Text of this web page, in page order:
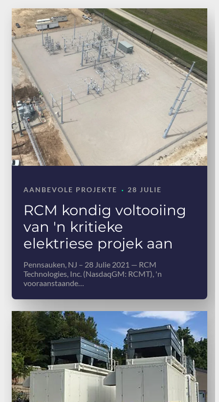
RCM kondig voltooiing
van 'n kritieke
elektriese projek aan
AANBEVOLE PROJEKTE · 28 JULIE
Pennsauken, NJ – 28 Julie 2021 — RCM
Technologies, Inc. (NasdaqGM: RCMT), 'n
vooraanstaande…